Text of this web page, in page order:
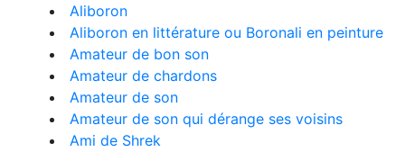
Aliboron
Aliboron en littérature ou Boronali en peinture
Amateur de bon son
Amateur de chardons
Amateur de son
Amateur de son qui dérange ses voisins
Ami de Shrek